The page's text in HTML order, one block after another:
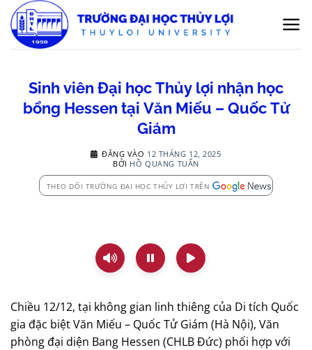
qua
nội
Sinh viên Đại học Thủy lợi nhận học
bổng Hessen tại Văn Miếu – Quốc Tử
Giám
ĐĂNG VÀO 12 THÁNG 12, 2025
BỞI HỒ QUANG TUẤN
THEO DÕI TRƯỜNG ĐẠI HỌC THỦY LỢI TRÊN
Chiều 12/12, tại không gian linh thiêng của Di tích Quốc
gia đặc biệt Văn Miếu – Quốc Tử Giám (Hà Nội), Văn
phòng đại diện Bang Hessen (CHLB Đức) phối hợp với